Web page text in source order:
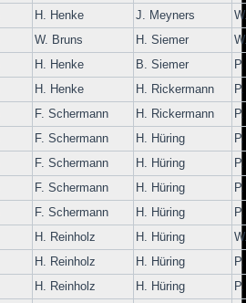
H. Henke J. Meyners
W. Bruns H. Siemer
H. Henke B. Siemer
H. Henke H. Rickermann
F. Schermann H. Rickermann
F. Schermann H. Hüring
F. Schermann H. Hüring
F. Schermann H. Hüring
F. Schermann H. Hüring
H. Reinholz H. Hüring
H. Reinholz H. Hüring
H. Reinholz H. Hüring